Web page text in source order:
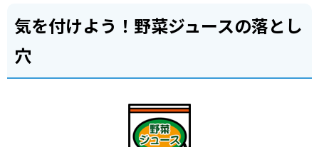
気を付けよう！野菜ジュースの落とし
穴